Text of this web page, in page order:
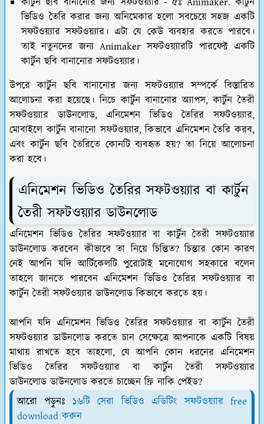
ভিডিও তৈরি করার জন্য অনিমেকার হলো সবচেয়ে সহজ একটি
সফটওয়্যার সফটওয়্যার। এটা যে কেউ ব্যবহার করতে পারবে।
তাই নতুনদের জন্য Animaker সফটওয়্যারটি পারফেক্ট একটি
কার্টুন ছবি বানানোর সফটওয়্যার।
উপরে কার্টুন ছবি বানানোর জন্য সফটওয়্যার সম্পর্কে বিস্তারিত
আলোচনা করা হয়েছে। নিচে কার্টুন বানানোর অ্যাপস, কার্টুন তৈরী
সফটওয়্যার ডাউনলোড, এনিমেশন ভিডিও তৈরির সফটওয়্যার,
মোবাইলে কার্টুন বানানো সফটওয়্যার, কিভাবে এনিমেশন তৈরি করব,
এবং কার্টুন ছবি তৈরিতে কোনটি ব্যবহৃত হয়? তা নিয়ে আলোচনা
করা হবে।
এনিমেশন ভিডিও তৈরির সফটওয়্যার বা কার্টুন
তৈরী সফটওয়্যার ডাউনলোড
এনিমেশন ভিডিও তৈরির সফটওয়্যার বা কার্টুন তৈরী সফটওয়্যার
ডাউনলোড করবেন কীভাবে তা নিয়ে চিন্তিত? চিন্তার কোন কারণ
নেই আপনি যদি আর্টিকেলটি পুরোটাই মনোযোগ সহকারে বলেন
তাহলে জানতে পারবেন এনিমেশন ভিডিও তৈরির সফটওয়্যার বা
কার্টুন তৈরী সফটওয়্যার ডাউনলোড কিভাবে করতে হয়।
আপনি যদি এনিমেশন ভিডিও তৈরির সফটওয়্যার বা কার্টুন তৈরী
সফটওয়্যার ডাউনলোড করতে চান সেক্ষেত্রে আপনাকে একটি বিষয়
মাথায় রাখতে হবে তাহলো, যে আপনি কোন ধরনের এনিমেশন
ভিডিও তৈরির সফটওয়্যার বা কার্টুন তৈরী সফটওয়্যার
ডাউনলোড ডাউনলোড করতে চাচ্ছেন ফ্রি নাকি পেইড?
আরো পড়ুনঃ ১৬টি সেরা ভিডিও এডিটিং সফটওয়্যার free
download করুন